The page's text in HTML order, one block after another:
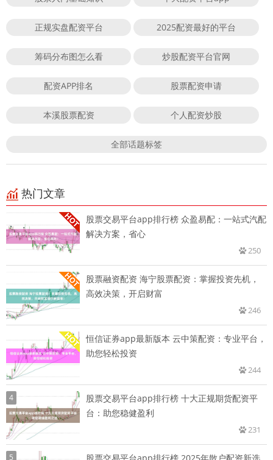
正规实盘配资平台 2025配资最好的平台
筹码分布图怎么看 炒股配资平台官网
配资APP排名 股票配资申请
本溪股票配资 个人配资炒股
全部话题标签
热门文章
股票交易平台app排行榜 众盈易配：一站式汽配
解决方案，省心
250
股票融资配资 海宁股票配资：掌握投资先机，
高效决策，开启财富
246
恒信证券app最新版本 云中策配资：专业平台，
助您轻松投资
244
4
股票交易平台app排行榜 十大正规期货配资平
台：助您稳健盈利
231
5